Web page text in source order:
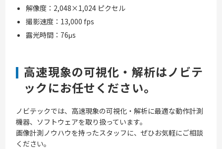
解像度：2,048×1,024 ピクセル
撮影速度：13,000 fps
露光時間：76μs
高速現象の可視化・解析はノビテ
ックにお任せください。
ノビテックでは、高速現象の可視化・解析に最適な動作計測
機器、ソフトウェアを取り扱っています。
画像計測ノウハウを持ったスタッフに、ぜひお気軽にご相談
ください。